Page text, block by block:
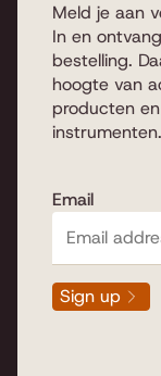
Meld je aan
In en
bestelling.
hoogte van
producten
instrumenten.
Email
Sign up